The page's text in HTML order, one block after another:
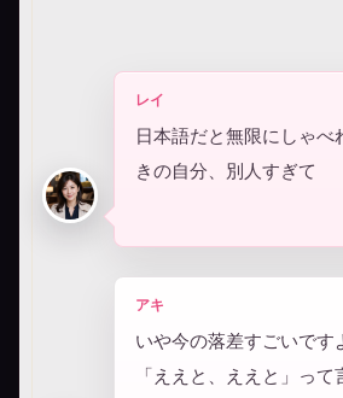
レイ
日本語だと無限にしゃべ
きの自分、別人すぎて
アキ
いや今の落差すごいです
「ええと、ええと」っ